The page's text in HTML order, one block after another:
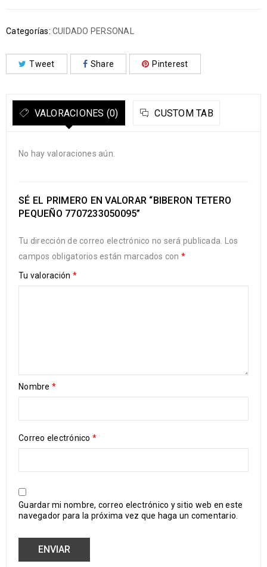
Categorías: CUIDADO PERSONAL
Tweet Share Pinterest
VALORACIONES (0) CUSTOM TAB
No hay valoraciones aún.
SÉ EL PRIMERO EN VALORAR “BIBERON TETERO
PEQUEÑO 7707233050095”
Tu dirección de correo electrónico no será publicada. Los
campos obligatorios están marcados con *
Tu valoración *
Nombre *
Correo electrónico *
Guardar mi nombre, correo electrónico y sitio web en este
navegador para la próxima vez que haga un comentario.